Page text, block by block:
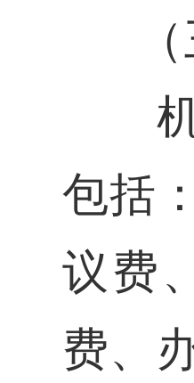
机
包括
议费
费、